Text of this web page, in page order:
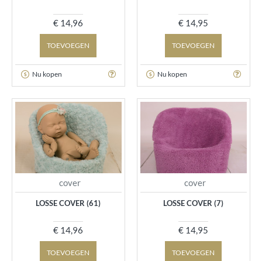
€ 14,96
TOEVOEGEN
Nu kopen
€ 14,95
TOEVOEGEN
Nu kopen
cover
LOSSE COVER (61)
€ 14,96
TOEVOEGEN
cover
LOSSE COVER (7)
€ 14,95
TOEVOEGEN